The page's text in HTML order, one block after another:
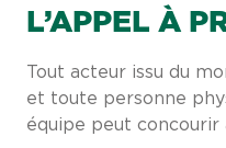
L’APPEL À
Tout acteur issu du
et toute personne
équipe peut concourir